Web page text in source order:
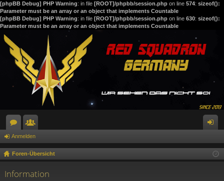
[phpBB Debug] PHP Warning: in file [ROOT]/phpbb/session.php on line 574: sizeof():
Parameter must be an array or an object that implements Countable
[phpBB Debug] PHP Warning: in file [ROOT]/phpbb/session.php on line 630: sizeof():
Parameter must be an array or an object that implements Countable
or
en
itg
lie m
Anmelden
Foren-Übersicht
Information